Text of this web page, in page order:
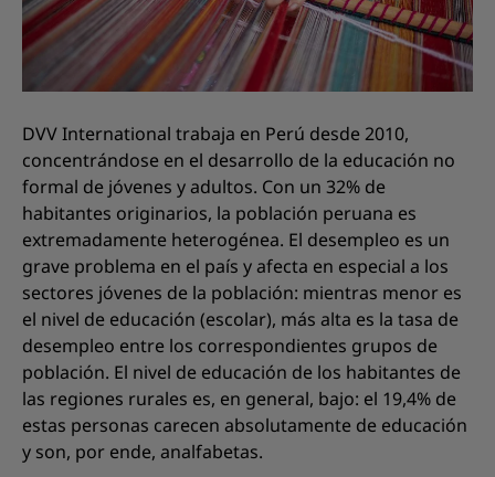
DVV International trabaja en Perú desde 2010,
concentrándose en el desarrollo de la educación no
formal de jóvenes y adultos. Con un 32% de
habitantes originarios, la población peruana es
extremadamente heterogénea. El desempleo es un
grave problema en el país y afecta en especial a los
sectores jóvenes de la población: mientras menor es
el nivel de educación (escolar), más alta es la tasa de
desempleo entre los correspondientes grupos de
población. El nivel de educación de los habitantes de
las regiones rurales es, en general, bajo: el 19,4% de
estas personas carecen absolutamente de educación
y son, por ende, analfabetas.